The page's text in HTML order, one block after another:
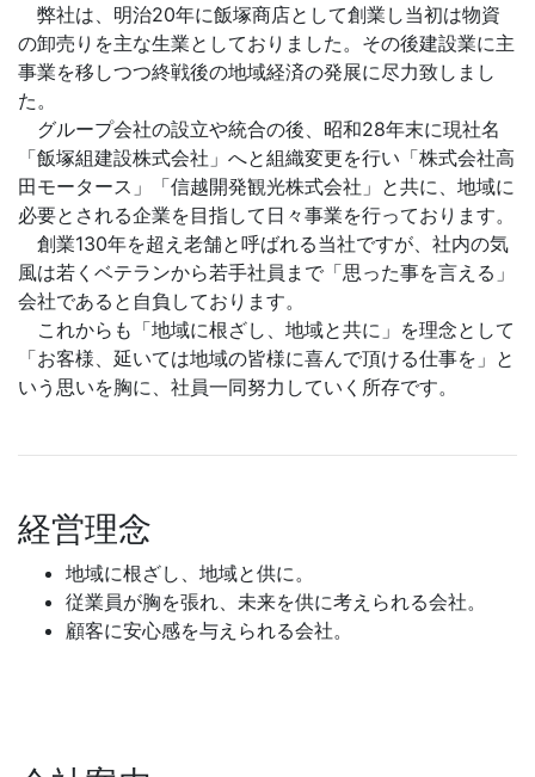
弊社は、明治20年に飯塚商店として創業し当初は物資
の卸売りを主な生業としておりました。その後建設業に主
事業を移しつつ終戦後の地域経済の発展に尽力致しまし
た。
グループ会社の設立や統合の後、昭和28年末に現社名
「飯塚組建設株式会社」へと組織変更を行い「株式会社高
田モータース」「信越開発観光株式会社」と共に、地域に
必要とされる企業を目指して日々事業を行っております。
創業130年を超え老舗と呼ばれる当社ですが、社内の気
風は若くベテランから若手社員まで「思った事を言える」
会社であると自負しております。
これからも「地域に根ざし、地域と共に」を理念として
「お客様、延いては地域の皆様に喜んで頂ける仕事を」と
いう思いを胸に、社員一同努力していく所存です。
経営理念
地域に根ざし、地域と供に。
従業員が胸を張れ、未来を供に考えられる会社。
顧客に安心感を与えられる会社。